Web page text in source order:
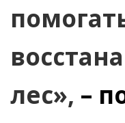
лес», –